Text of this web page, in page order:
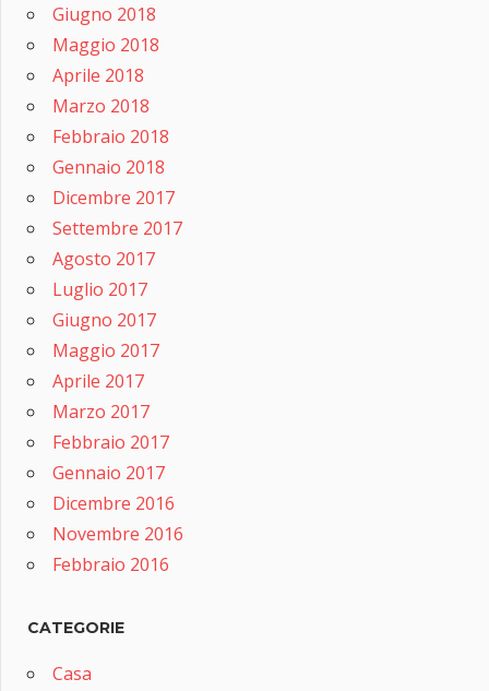
Giugno 2018
Maggio 2018
Aprile 2018
Marzo 2018
Febbraio 2018
Gennaio 2018
Dicembre 2017
Settembre 2017
Agosto 2017
Luglio 2017
Giugno 2017
Maggio 2017
Aprile 2017
Marzo 2017
Febbraio 2017
Gennaio 2017
Dicembre 2016
Novembre 2016
Febbraio 2016
CATEGORIE
Casa